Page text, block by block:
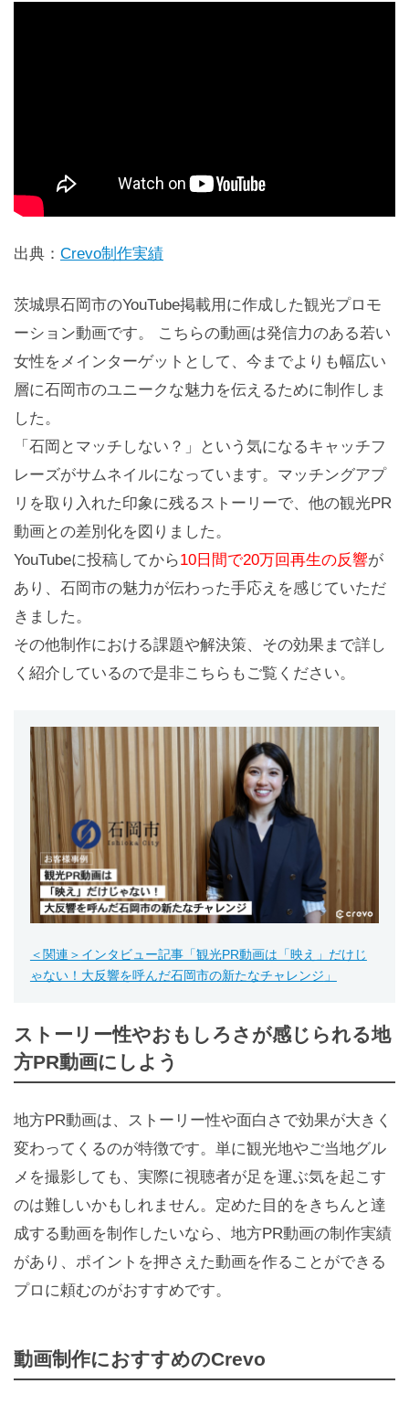
出典： Crevo制作実績
茨城県石岡市のYouTube掲載用に作成した観光プロモ
ーション動画です。 こちらの動画は発信力のある若い
女性をメインターゲットとして、今までよりも幅広い
層に石岡市のユニークな魅力を伝えるために制作しま
した。
「石岡とマッチしない？」という気になるキャッチフ
レーズがサムネイルになっています。マッチングアプ
リを取り入れた印象に残るストーリーで、他の観光PR
動画との差別化を図りました。
YouTubeに投稿してから10日間で20万回再生の反響が
あり、石岡市の魅力が伝わった手応えを感じていただ
きました。
その他制作における課題や解決策、その効果まで詳し
く紹介しているので是非こちらもご覧ください。
＜関連＞ インタビュー記事「観光PR動画は「映え」だけじ
ゃない！大反響を呼んだ石岡市の新たなチャレンジ 」
ストーリー性やおもしろさが感じられる地
方PR動画にしよう
地方PR動画は、ストーリー性や面白さで効果が大きく
変わってくるのが特徴です。単に観光地やご当地グル
メを撮影しても、実際に視聴者が足を運ぶ気を起こす
のは難しいかもしれません。定めた目的をきちんと達
成する動画を制作したいなら、地方PR動画の制作実績
があり、ポイントを押さえた動画を作ることができる
プロに頼むのがおすすめです。
動画制作におすすめのCrevo